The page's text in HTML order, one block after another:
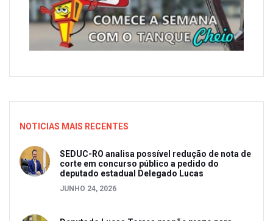
NOTICIAS MAIS RECENTES
SEDUC-RO analisa possível redução de nota de
corte em concurso público a pedido do
deputado estadual Delegado Lucas
JUNHO 24, 2026